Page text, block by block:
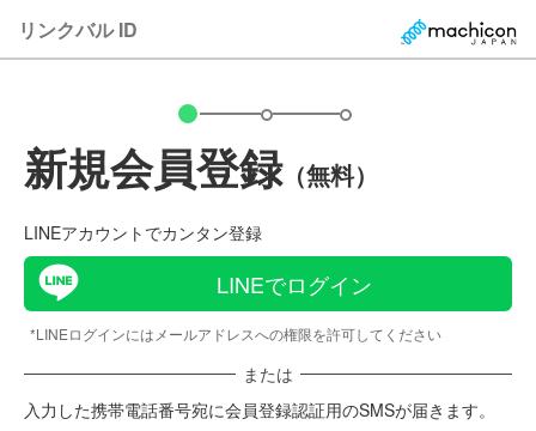
リンクバル ID
新規会員登録（無料）
LINEアカウントでカンタン登録
LINEでログイン
*LINEログインにはメールアドレスへの権限を許可してください
または
入力した携帯電話番号宛に会員登録認証用のSMSが届きます。